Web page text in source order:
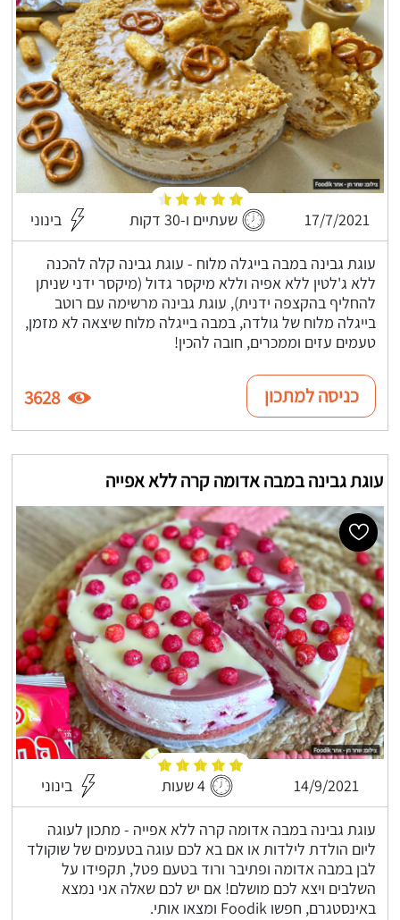
17/7/2021 שעתיים ו-30 דקות בינוני
עוגת גבינה במבה בייגלה מלוח - עוגת גבינה קלה להכנה
ללא ג'לטין ללא אפיה וללא מיקסר גדול (מיקסר ידני שניתן
להחליף בהקצפה ידנית), עוגת גבינה מרשימה עם רוטב
בייגלה מלוח של גולדה, במבה בייגלה מלוח שיצאה לא מזמן,
טעמים עזים וממכרים, חובה להכין!
כניסה למתכון 3628
עוגת גבינה במבה אדומה קרה ללא אפייה
14/9/2021 4 שעות בינוני
עוגת גבינה במבה אדומה קרה ללא אפייה - מתכון לעוגה
ליום הולדת לילדות או אם בא לכם עוגה בטעמים של שוקולד
לבן במבה אדומה ופתיבר ורוד בטעם פטל, תקפידו על
השלבים ויצא לכם מושלם! אם יש לכם שאלה אני נמצא
באינסטגרם, חפשו Foodik ומצאו אותי.